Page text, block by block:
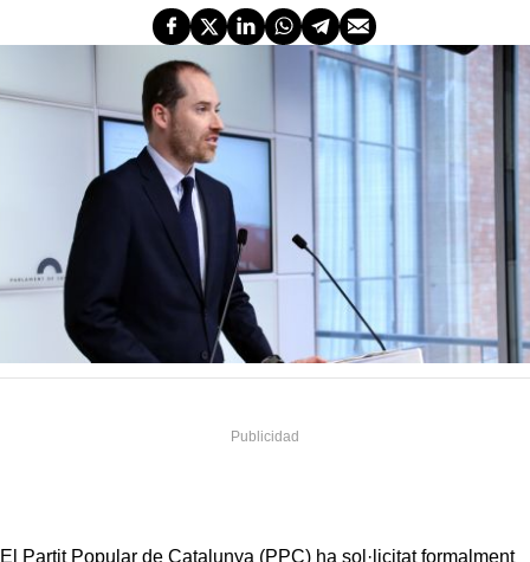
El Partit Popular de Catalunya (PPC) ha sol·licitat formalment